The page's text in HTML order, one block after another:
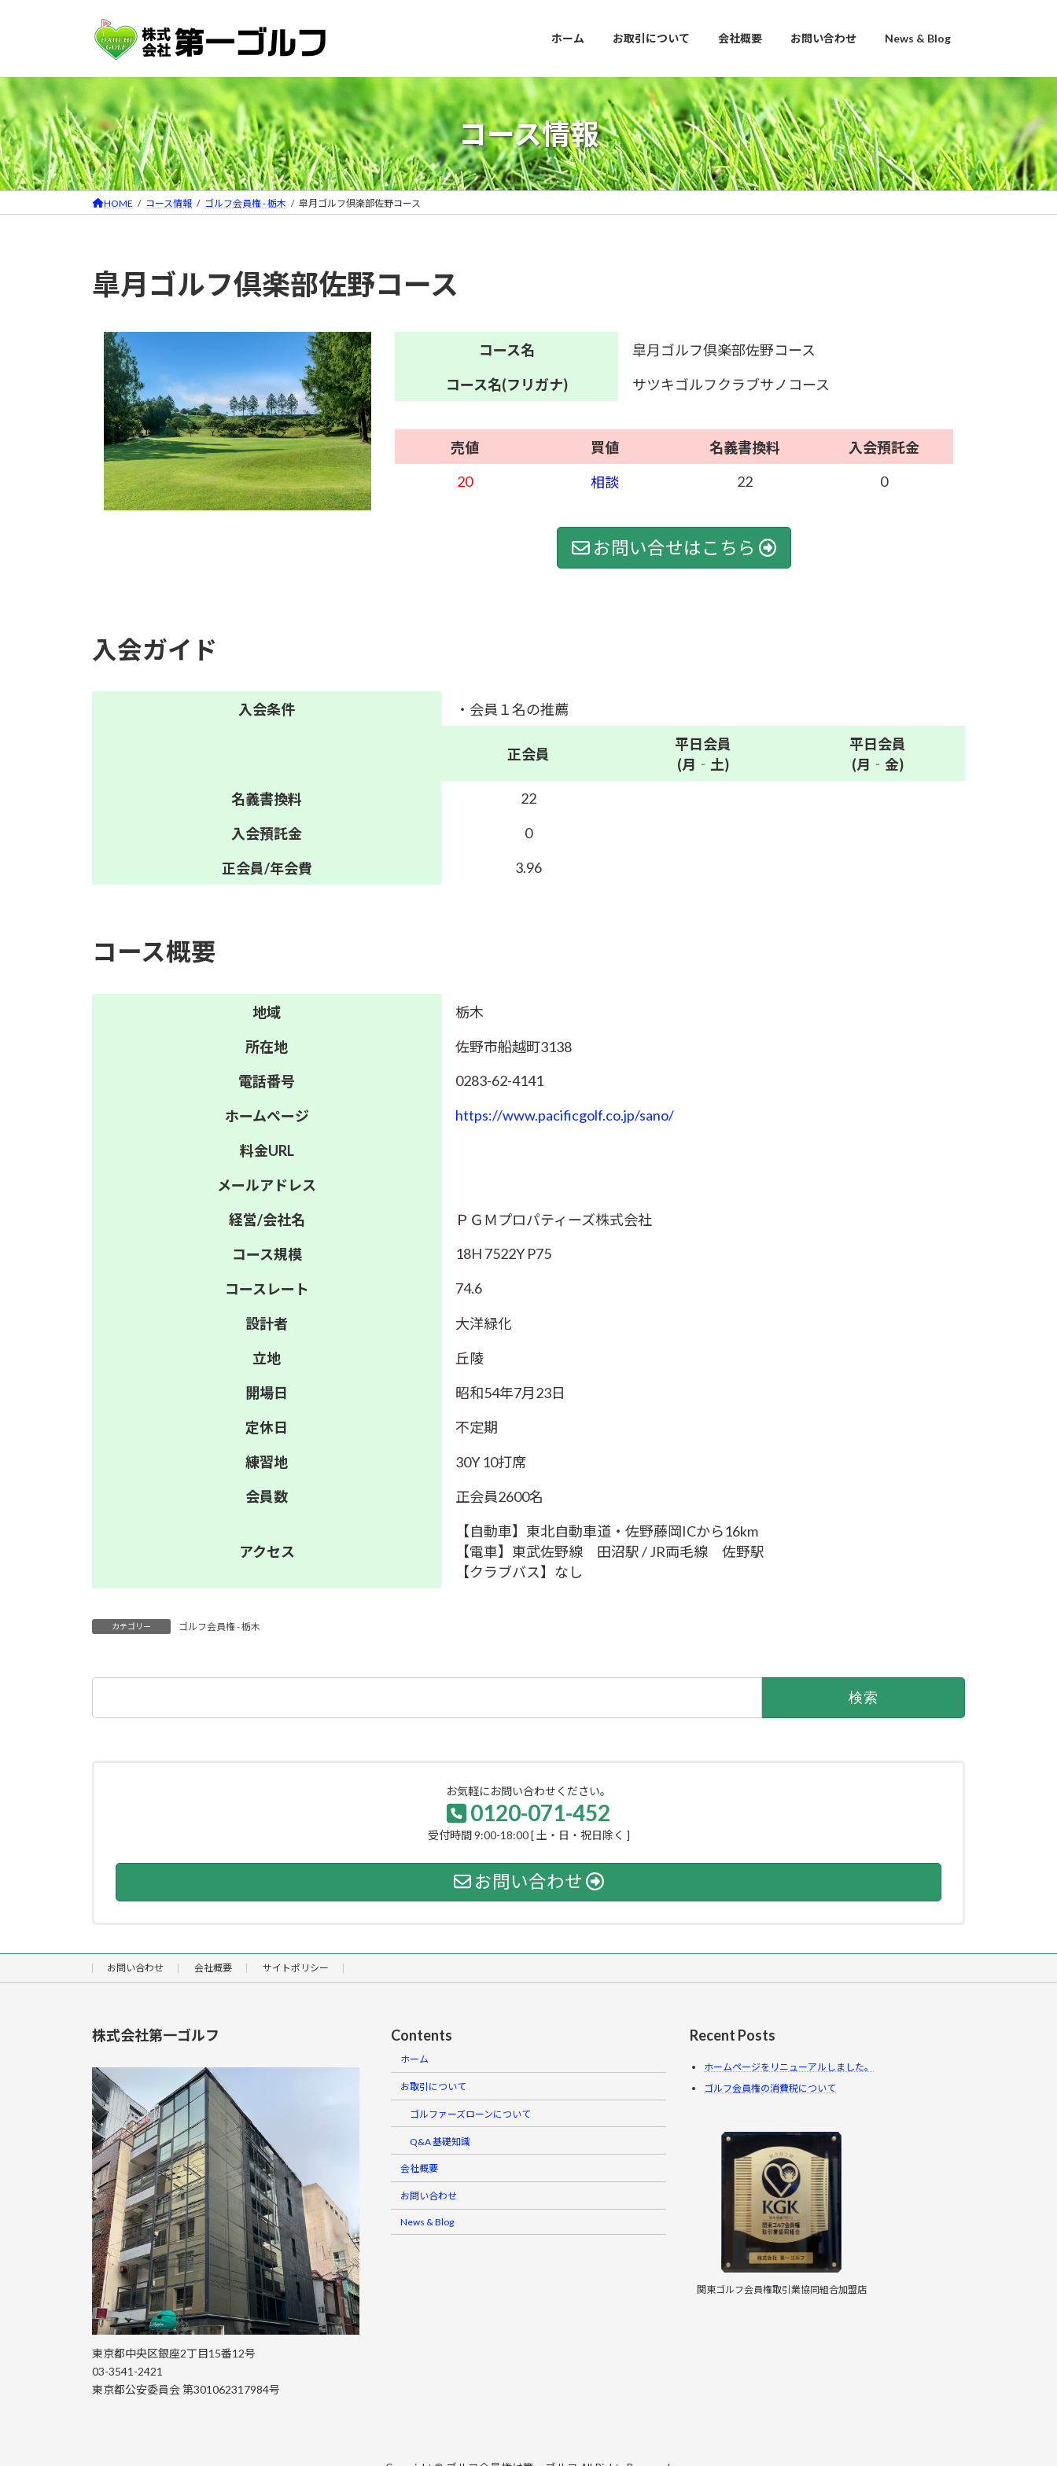
ツ
へ
ス
キ
ッ
プ
シ
ョ
ン
に
移
動
ホーム お取引について 会社概要 お問い合わせ News & Blog
コース情報
HOME コース情報 ゴルフ会員権 - 栃木 皐月ゴルフ倶楽部佐野コース
皐月ゴルフ倶楽部佐野コース
コース名
皐月ゴルフ倶楽部佐野コース
コース名(フリガナ) サツキゴルフクラブサノコース
売値 買値 名義書換料
入会預託金
20
相談 22 0
お問い合せはこちら
入会ガイド
入会条件 ・会員１名の推薦
正会員
平日会員
(月‐土)
平日会員
(月‐金)
名義書換料 22
入会預託金 0
正会員/年会費 3.96
コース概要
地域
栃木
所在地
佐野市船越町3138
電話番号
0283-62-4141
ホームページ https://www.pacificgolf.co.jp/sano/
料金URL
メールアドレス
経営/会社名
ＰＧＭプロパティーズ株式会社
コース規模 18H 7522Y P75
コースレート 74.6
設計者
大洋緑化
立地
丘陵
開場日
昭和54年7月23日
定休日
不定期
練習地
30Y 10打席
会員数
正会員2600名
アクセス
【自動車】東北自動車道・佐野藤岡ICから16km
【電車】東武佐野線 田沼駅 / JR両毛線 佐野駅
【クラブバス】なし
カテゴリー ゴルフ会員権 - 栃木
お気軽にお問い合わせください。
0120-071-452
受付時間 9:00-18:00 [ 土・日・祝日除く ]
お問い合わせ
お問い合わせ 会社概要 サイトポリシー
株式会社第一ゴルフ
東京都中央区銀座2丁目15番12号
03-3541-2421
東京都公安委員会 第301062317984号
Contents
ホーム
お取引について
ゴルファーズローンについて
Q&A 基礎知識
会社概要
お問い合わせ
News & Blog
Recent Posts
ホームページをリニューアルしました。
ゴルフ会員権の消費税について
関東ゴルフ会員権取引業協同組合加盟店